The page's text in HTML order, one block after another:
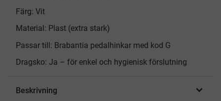
Färg: Vit
Material: Plast (extra stark)
Passar till: Brabantia pedalhinkar med kod G
Dragsko: Ja – för enkel och hygienisk förslutning
Beskrivning